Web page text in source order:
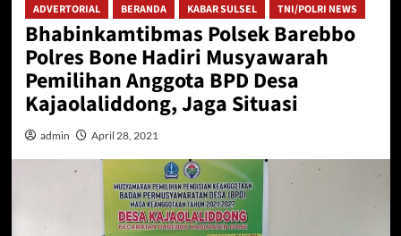
ADVERTORIAL BERANDA KABAR SULSEL TNI/POLRI NEWS
Bhabinkamtibmas Polsek Barebbo
Polres Bone Hadiri Musyawarah
Pemilihan Anggota BPD Desa
Kajaolaliddong, Jaga Situasi
admin April 28, 2021